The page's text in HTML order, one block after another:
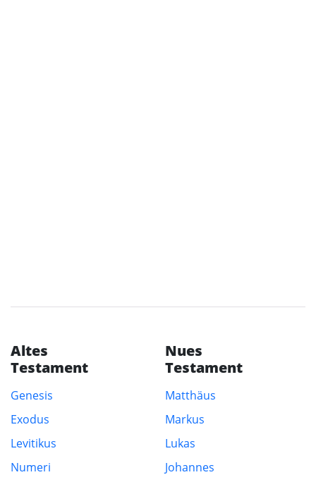
Altes
Testament
Genesis
Exodus
Levitikus
Numeri
Nues
Testament
Matthäus
Markus
Lukas
Johannes